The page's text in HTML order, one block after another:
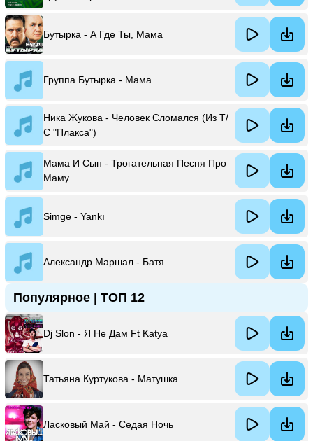
Динамик
Бутырка - А Где Ты, Мама
Группа Бутырка - Мама
Ника Жукова - Человек Сломался (Из Т/
С "Плакса")
Мама И Сын - Трогательная Песня Про
Маму
Simge - Yankı
Александр Маршал - Батя
Популярное | ТОП 12
Dj Slon - Я Не Дам Ft Katya
Татьяна Куртукова - Матушка
Ласковый Май - Седая Ночь